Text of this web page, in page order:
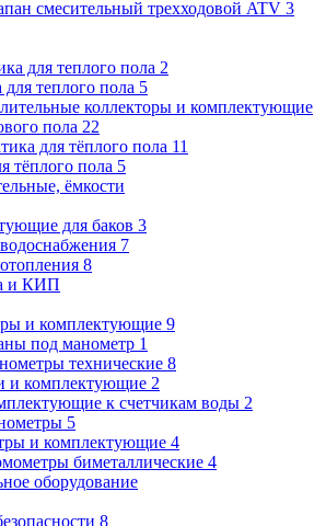
смесительный трехходовой ATV 3
для теплого пола 2
для теплого пола 5
коллекторы и комплектующие
пола 22
для тёплого пола 11
тёплого пола 5
ёмкости
для баков 3
7
8
и КИП
и комплектующие 9
под манометр 1
технические 8
и комплектующие 2
к счетчикам воды 2
5
и комплектующие 4
биметаллические 4
оборудование
8